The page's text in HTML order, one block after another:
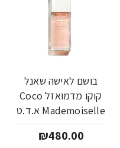
בושם לאישה שאנל
קוקו מדמואזל Coco
Mademoiselle א.ד.ט
50 מ"ל - מבית
Chanel
₪480.00